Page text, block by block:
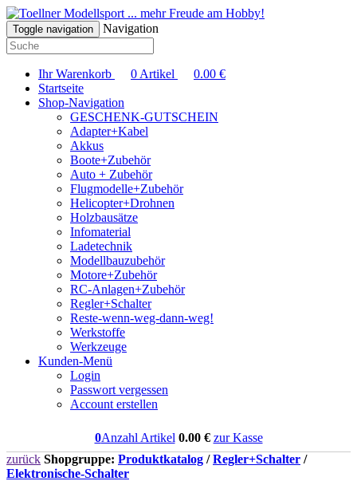
... mehr Freude am Hobby!
Toggle navigation Navigation
Ihr Warenkorb 0 Artikel 0.00 €
Startseite
Shop-Navigation
GESCHENK-GUTSCHEIN
Adapter+Kabel
Akkus
Boote+Zubehör
Auto + Zubehör
Flugmodelle+Zubehör
Helicopter+Drohnen
Holzbausätze
Infomaterial
Ladetechnik
Modellbauzubehör
Motore+Zubehör
RC-Anlagen+Zubehör
Regler+Schalter
Reste-wenn-weg-dann-weg!
Werkstoffe
Werkzeuge
Kunden-Menü
Login
Passwort vergessen
Account erstellen
0Anzahl Artikel 0.00€ zur Kasse
zurück Shopgruppe: Produktkatalog /Regler+Schalter /
Elektronische-Schalter